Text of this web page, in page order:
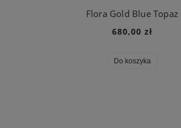
Flora Gold Blue Topaz
680,00 zł
Do koszyka